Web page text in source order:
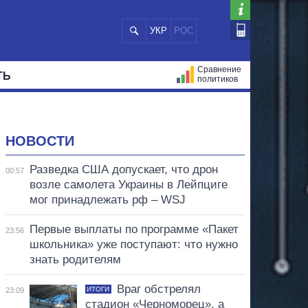
УКР РОС
Сравнение
политиков
НОВОСТИ
00:57
Разведка США допускает, что дрон
возле самолета Украины в Лейпциге
мог принадлежать рф – WSJ
23:56
Первые выплаты по программе «Пакет
школьника» уже поступают: что нужно
знать родителям
23:09 ИТОГИ
Враг обстрелял
стадион «Черноморец», а